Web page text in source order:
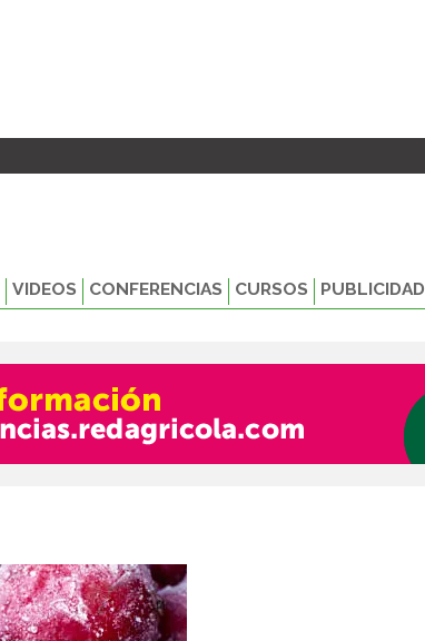
VIDEOS CONFERENCIAS CURSOS PUBLICIDAD